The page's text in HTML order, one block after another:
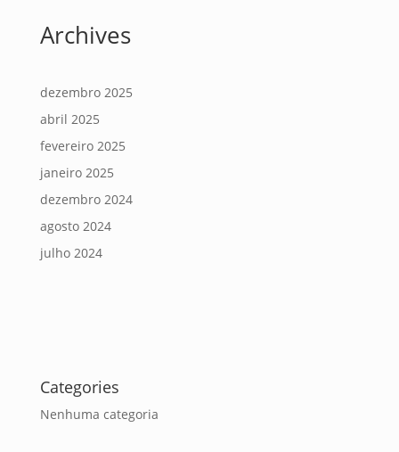
Archives
dezembro 2025
abril 2025
fevereiro 2025
janeiro 2025
dezembro 2024
agosto 2024
julho 2024
Categories
Nenhuma categoria